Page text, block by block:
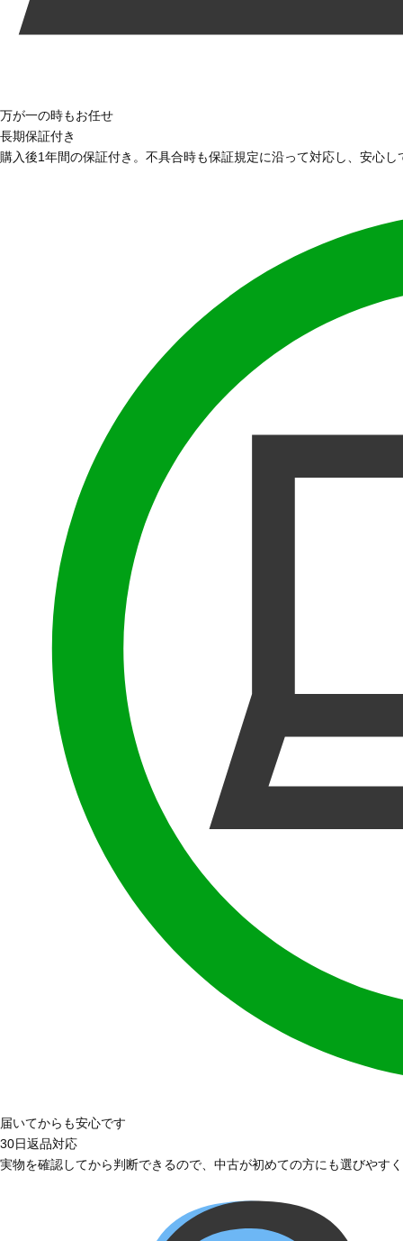
万が一の時もお任せ
長期保証付き
購入後1年間の保証付き。不具合時も保証規定に沿って対応し、安心
届いてからも安心です
30日返品対応
実物を確認してから判断できるので、中古が初めての方にも選びやす